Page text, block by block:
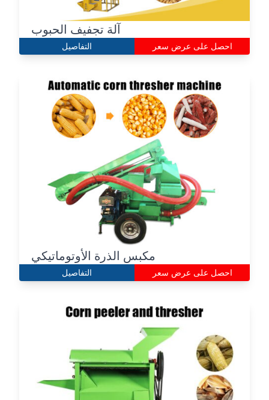
آلة تجفيف الحبوب
التفاصيل احصل على عرض سعر
مكبس الذرة الأوتوماتيكي
التفاصيل احصل على عرض سعر